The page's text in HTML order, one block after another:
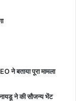
ने बताया पूरा मामला
ने की सौजन्य भेंट